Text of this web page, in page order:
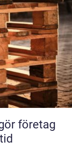
företag